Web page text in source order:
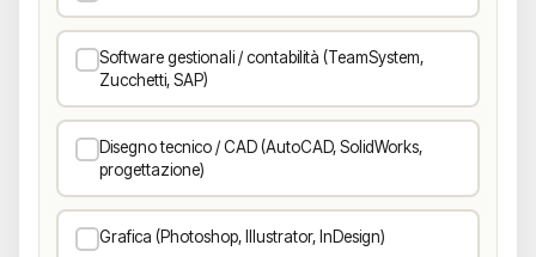
Software gestionali / contabilità (TeamSystem,
Zucchetti, SAP)
Disegno tecnico / CAD (AutoCAD, SolidWorks,
progettazione)
Grafica (Photoshop, Illustrator, InDesign)